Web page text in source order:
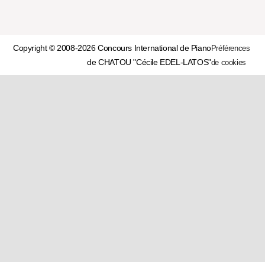
Copyright © 2008-2026 Concours International de Piano
de CHATOU "Cécile EDEL-LATOS"
Préférences
de cookies